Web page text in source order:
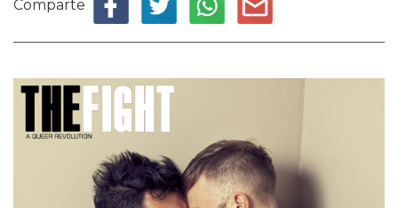
Comparte